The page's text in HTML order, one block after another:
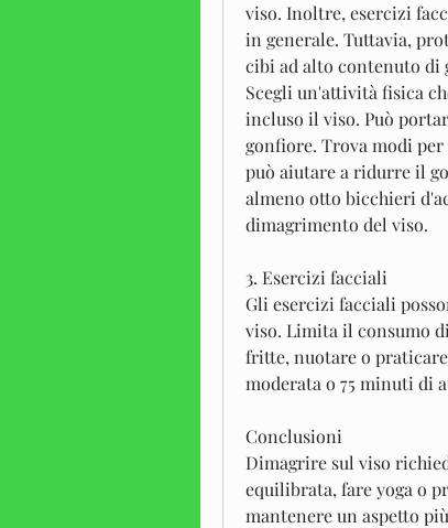
viso. Inoltre, esercizi
in generale. Tuttavia,
cibi ad alto contenuto di
Scegli un'attività fisica
incluso il viso. Può
gonfiore. Trova modi
può aiutare a ridurre il
almeno otto bicchieri
dimagrimento del viso.
3. Esercizi facciali
Gli esercizi facciali
viso. Limita il consumo
fritte, nuotare o
moderata o 75 minuti di
Conclusioni
Dimagrire sul viso
equilibrata, fare yoga o
mantenere un aspetto